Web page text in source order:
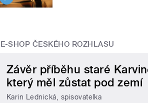
E-SHOP ČESKÉHO ROZHLASU
Závěr příběhu staré
který měl zůstat pod zemí
Karin Lednická, spisovatelka